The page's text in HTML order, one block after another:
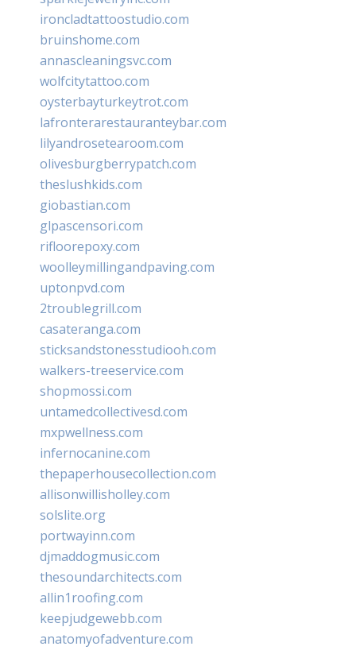
ironcladtattoostudio.com
bruinshome.com
annascleaningsvc.com
wolfcitytattoo.com
oysterbayturkeytrot.com
lafronterarestauranteybar.com
lilyandrosetearoom.com
olivesburgberrypatch.com
theslushkids.com
giobastian.com
glpascensori.com
rifloorepoxy.com
woolleymillingandpaving.com
uptonpvd.com
2troublegrill.com
casateranga.com
sticksandstonesstudiooh.com
walkers-treeservice.com
shopmossi.com
untamedcollectivesd.com
mxpwellness.com
infernocanine.com
thepaperhousecollection.com
allisonwillisholley.com
solslite.org
portwayinn.com
djmaddogmusic.com
thesoundarchitects.com
allin1roofing.com
keepjudgewebb.com
anatomyofadventure.com